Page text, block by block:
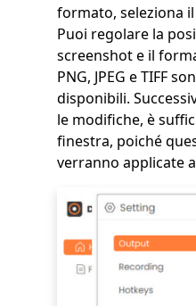
formato, seleziona
Puoi regolare la
screenshot e il
PNG, JPEG e TIFF
disponibili.
le modifiche, è
finestra, poiché
verranno applicate